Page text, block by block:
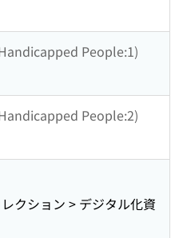
People:1)
People:2)
クション > デジタル化資